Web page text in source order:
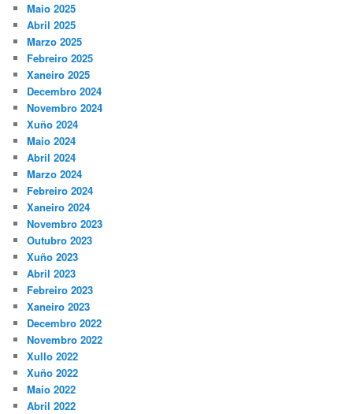
Maio 2025
Abril 2025
Marzo 2025
Febreiro 2025
Xaneiro 2025
Decembro 2024
Novembro 2024
Xuño 2024
Maio 2024
Abril 2024
Marzo 2024
Febreiro 2024
Xaneiro 2024
Novembro 2023
Outubro 2023
Xuño 2023
Abril 2023
Febreiro 2023
Xaneiro 2023
Decembro 2022
Novembro 2022
Xullo 2022
Xuño 2022
Maio 2022
Abril 2022